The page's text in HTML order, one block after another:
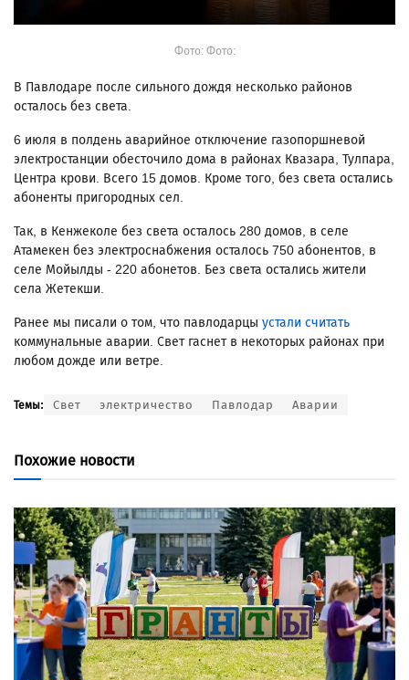
Фото: Фото:
В Павлодаре после сильного дождя несколько районов
осталось без света.
6 июля в полдень аварийное отключение газопоршневой
электростанции обесточило дома в районах Квазара, Тулпара,
Центра крови. Всего 15 домов. Кроме того, без света остались
абоненты пригородных сел.
Так, в Кенжеколе без света осталось 280 домов, в селе
Атамекен без электроснабжения осталось 750 абонентов, в
селе Мойылды - 220 абонетов. Без света остались жители
села Жетекши.
Ранее мы писали о том, что павлодарцы устали считать
коммунальные аварии. Свет гаснет в некоторых районах при
любом дожде или ветре.
Темы: Свет электричество Павлодар Аварии
Похожие новости